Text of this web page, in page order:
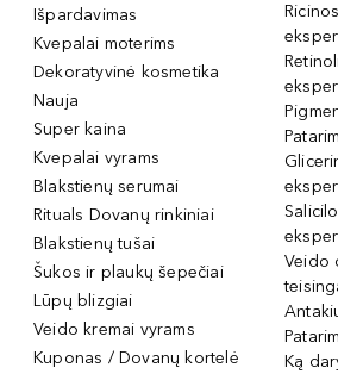
Išpardavimas
Kvepalai moterims
Dekoratyvinė kosmetika
Nauja
Super kaina
Kvepalai vyrams
Blakstienų serumai
Rituals Dovanų rinkiniai
Blakstienų tušai
Šukos ir plaukų šepečiai
Lūpų blizgiai
Veido kremai vyrams
Kuponas / Dovanų kortelė
Veido
Ką